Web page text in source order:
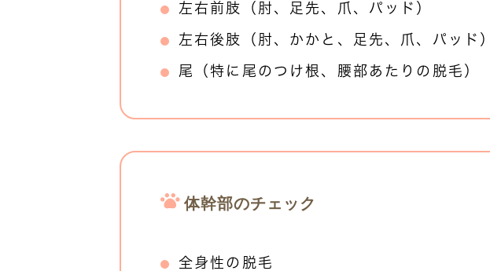
左右前肢（肘、足先、爪、パッド）
左右後肢（肘、かかと、足先、爪、パッド）
尾（特に尾のつけ根、腰部あたりの脱毛）
体幹部のチェック
全身性の脱毛